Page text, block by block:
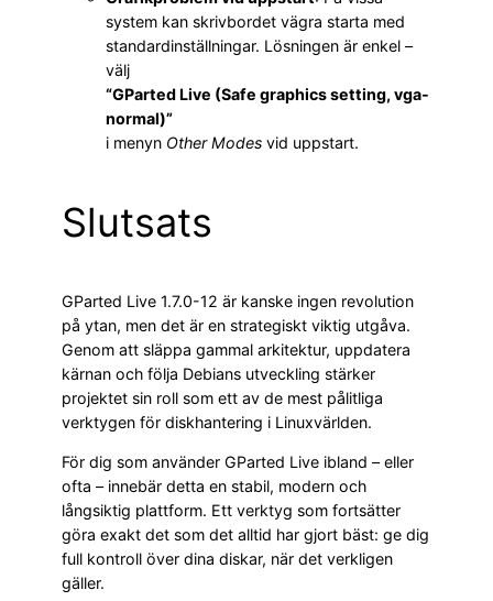
system kan skrivbordet vägra starta med
standardinställningar. Lösningen är enkel –
välj
“GParted Live (Safe graphics setting, vga-
normal)”
i menyn Other Modes vid uppstart.
Slutsats
GParted Live 1.7.0-12 är kanske ingen revolution
på ytan, men det är en strategiskt viktig utgåva.
Genom att släppa gammal arkitektur, uppdatera
kärnan och följa Debians utveckling stärker
projektet sin roll som ett av de mest pålitliga
verktygen för diskhantering i Linuxvärlden.
För dig som använder GParted Live ibland – eller
ofta – innebär detta en stabil, modern och
långsiktig plattform. Ett verktyg som fortsätter
göra exakt det som det alltid har gjort bäst: ge dig
full kontroll över dina diskar, när det verkligen
gäller.